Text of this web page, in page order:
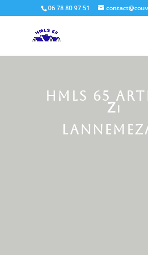
06 78 80 97 51
HMLS 65
Entr